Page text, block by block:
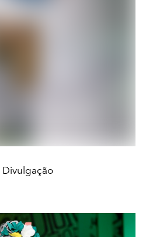
Divulgação